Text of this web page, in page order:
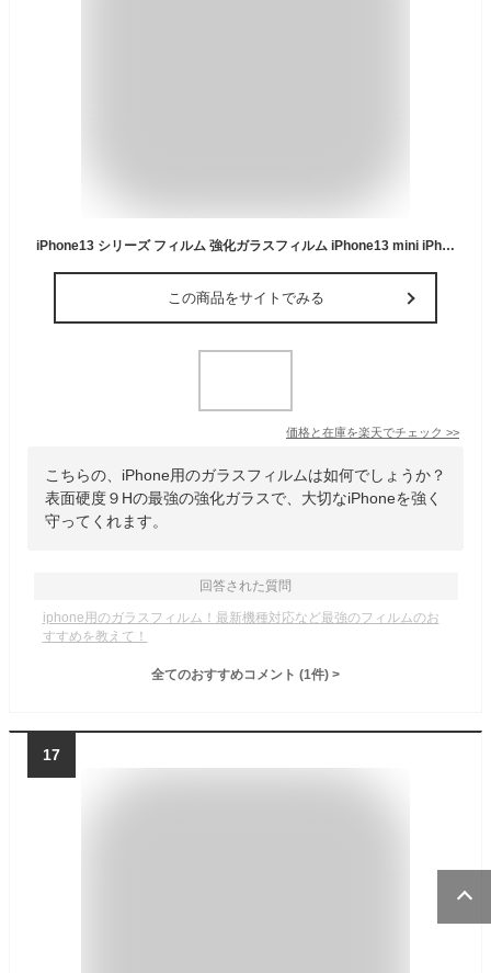
iPhone13 シリーズ フィルム 強化ガラスフィルム iPhone13 mini iPhone13/13 Pro iPhone13 Pro Max フィルム 液晶保護 耐指紋 撥油性 表面硬度 9H スマホフィルム スマートフォン保護フィルム
この商品をサイトでみる
価格と在庫を楽天でチェック >>
こちらの、iPhone用のガラスフィルムは如何でしょうか？
表面硬度９Hの最強の強化ガラスで、大切なiPhoneを強く
守ってくれます。
回答された質問
iphone用のガラスフィルム！最新機種対応など最強のフィルムのお
すすめを教えて！
全てのおすすめコメント (1件) >
17